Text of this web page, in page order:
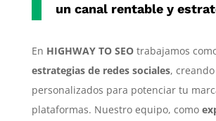
un canal rentable y
En HIGHWAY TO SEOtrabajamos
estrategias de redes sociales,
personalizados para potenciar tu
plataformas. Nuestro equipo, como